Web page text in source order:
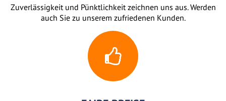
Zuverlässigkeit und Pünktlichkeit zeichnen uns aus. Werden
auch Sie zu unserem zufriedenen Kunden.